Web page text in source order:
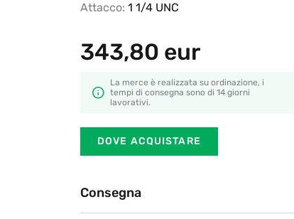
Attacco: 1 1/4 UNC
343,80 eur
La merce è realizzata su ordinazione, i
tempi di consegna sono di 14 giorni
lavorativi.
DOVE ACQUISTARE
Consegna